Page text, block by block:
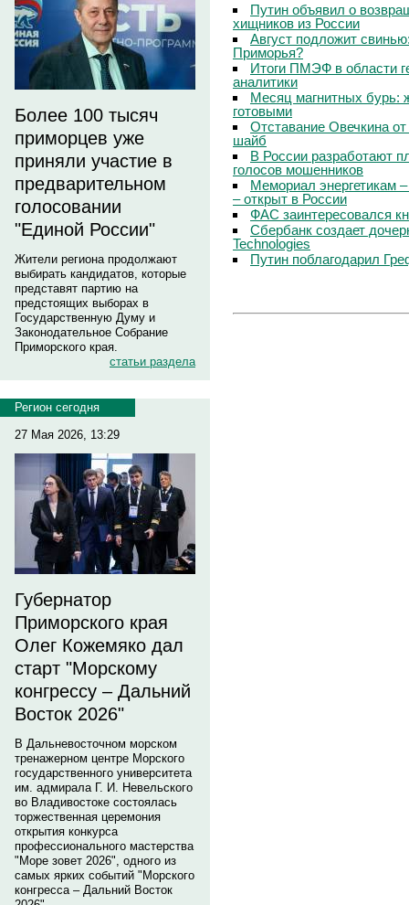
Более 100 тысяч
приморцев уже
приняли участие в
предварительном
голосовании
"Единой России"
Жители региона продолжают
выбирать кандидатов, которые
представят партию на
предстоящих выборах в
Государственную Думу и
Законодательное Собрание
Приморского края.
статьи раздела
Регион сегодня
27 Мая 2026, 13:29
Губернатор
Приморского края
Олег Кожемяко дал
старт "Морскому
конгрессу – Дальний
Восток 2026"
В Дальневосточном морском
тренажерном центре Морского
государственного университета
им. адмирала Г. И. Невельского
во Владивостоке состоялась
торжественная церемония
открытия конкурса
профессионального мастерства
"Море зовет 2026", одного из
самых ярких событий "Морского
конгресса – Дальний Восток
Путин объявил о
хищников из России
Август подложит
Приморья?
Итоги ПМЭФ в области
аналитики
Месяц магнитных бурь:
готовыми
Отставание Овечкина
шайб
В России разработают
голосов мошенников
Мемориал энергетикам
– открыт в России
ФАС заинтересовался
Сбербанк создает
Technologies
Путин поблагодарил